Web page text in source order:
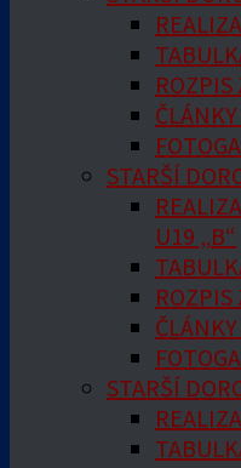
ROZPIS
STARŠÍ
U19 „B“
ROZPIS
STARŠÍ